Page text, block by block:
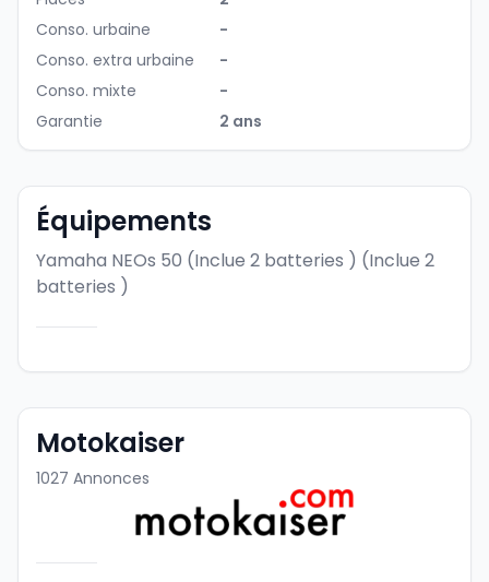
Conso. urbaine
-
Conso. extra urbaine
-
Conso. mixte
-
Garantie
2 ans
Équipements
Yamaha NEOs 50 (Inclue 2 batteries ) (Inclue 2
batteries )
Motokaiser
1027 Annonces